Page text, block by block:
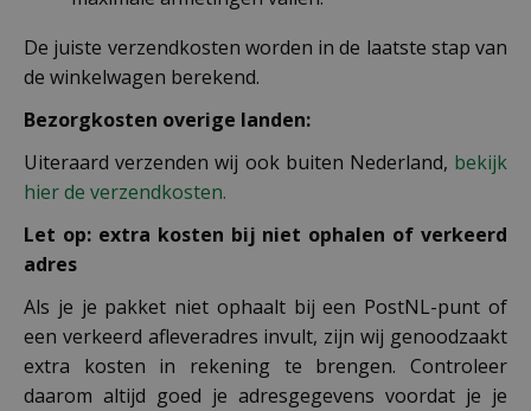
De juiste verzendkosten worden in de laatste stap van
de winkelwagen berekend.
Bezorgkosten overige landen:
Uiteraard verzenden wij ook buiten Nederland, bekijk
hier de verzendkosten.
Let op: extra kosten bij niet ophalen of verkeerd
adres
Als je je pakket niet ophaalt bij een PostNL-punt of
een verkeerd afleveradres invult, zijn wij genoodzaakt
extra kosten in rekening te brengen. Controleer
daarom altijd goed je adresgegevens voordat je je